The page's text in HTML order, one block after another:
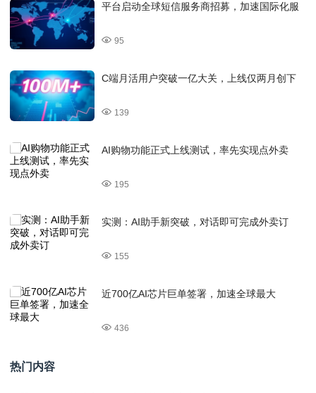
平台启动全球短信服务商招募，加速国际化服
95
C端月活用户突破一亿大关，上线仅两月创下
139
AI购物功能正式上线测试，率先实现点外卖
195
实测：AI助手新突破，对话即可完成外卖订
155
近700亿AI芯片巨单签署，加速全球最大
436
热门内容